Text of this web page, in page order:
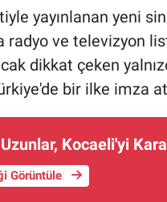
yayınlanan yeni
radyo ve televizyon
dikkat çeken
bir ilke imza
Kocaeli'yi
Görüntüle